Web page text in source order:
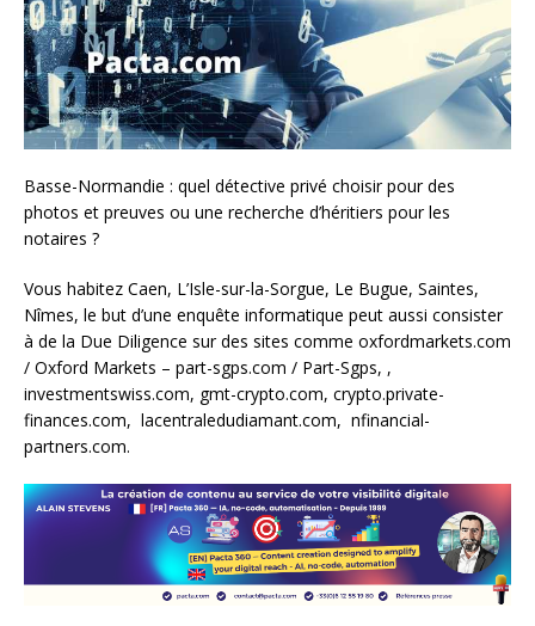
Basse-Normandie : quel détective privé choisir pour des
photos et preuves ou une recherche d’héritiers pour les
notaires ?
Vous habitez Caen, L’Isle-sur-la-Sorgue, Le Bugue, Saintes,
Nîmes, le but d’une enquête informatique peut aussi consister
à de la Due Diligence sur des sites comme oxfordmarkets.com
/ Oxford Markets – part-sgps.com / Part-Sgps, ,
investmentswiss.com, gmt-crypto.com, crypto.private-
finances.com, lacentraledudiamant.com, nfinancial-
partners.com.